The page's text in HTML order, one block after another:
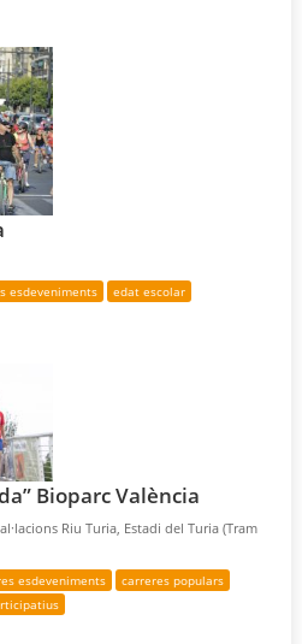
esdeveniments
edat escolar
Bioparc València
Riu Turia, Estadi del Turia (Tram
esdeveniments
carreres populars